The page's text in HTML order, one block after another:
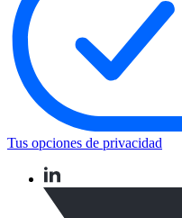
Tus opciones de privacidad